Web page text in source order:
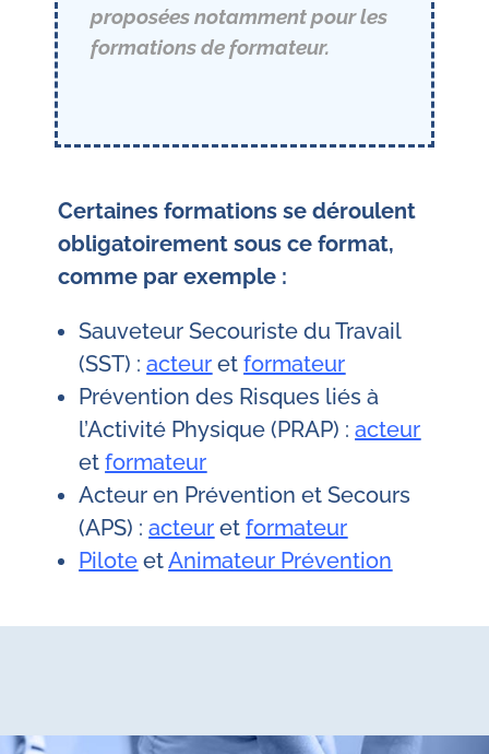
proposées notamment pour les
formations de formateur.
Certaines formations se déroulent
obligatoirement sous ce format,
comme par exemple :
Sauveteur Secouriste du Travail
(SST) :acteur etformateur
Prévention des Risques liés à
l’Activité Physique (PRAP) :acteur
etformateur
Acteur en Prévention et Secours
(APS) :acteur etformateur
Pilote etAnimateur Prévention